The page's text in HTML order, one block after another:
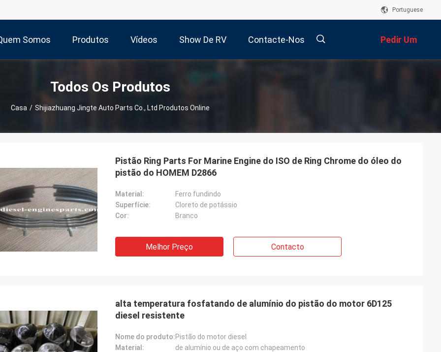
Portuguese
Somos Produtos Vídeos Show De RV Contacte-Nos Pedir Um
Orçamento
Todos Os Produtos
Casa / Shijiazhuang Jingte Auto Parts Co., Ltd Produtos Online
Pistão Ring Parts For Marine Engine do ISO de Ring Chrome do óleo do
pistão do HOMEM D2866
Material:
Ferro fundindo
Superfície:
Cloreto de potássio
Cor:
Branco
Melhor Preço Contacto
alta temperatura fosfatando de alumínio do pistão do motor 6D125
diesel resistente
Nome do produto:Pistão do motor diesel
Material:
de alumínio ou de aço com chapeamento